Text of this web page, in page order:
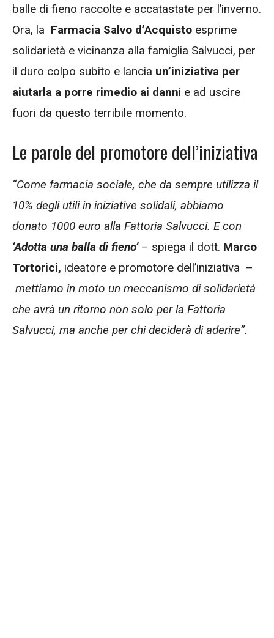
balle di fieno raccolte e accatastate per l’inverno.
Ora, la Farmacia Salvo d’Acquisto esprime
solidarietà e vicinanza alla famiglia Salvucci, per
il duro colpo subito e lancia un’iniziativa per
aiutarla a porre rimedio ai danni e ad uscire
fuori da questo terribile momento.
Le parole del promotore dell’iniziativa
“Come farmacia sociale, che da sempre utilizza il
10% degli utili in iniziative solidali, abbiamo
donato 1000 euro alla Fattoria Salvucci. E con
‘Adotta una balla di fieno’– spiega il dott. Marco
Tortorici, ideatore e promotore dell’iniziativa –
mettiamo in moto un meccanismo di solidarietà
che avrà un ritorno non solo per la Fattoria
Salvucci, ma anche per chi deciderà di aderire”.